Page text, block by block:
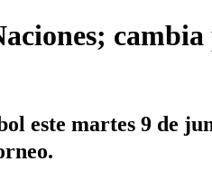
este martes 9 de